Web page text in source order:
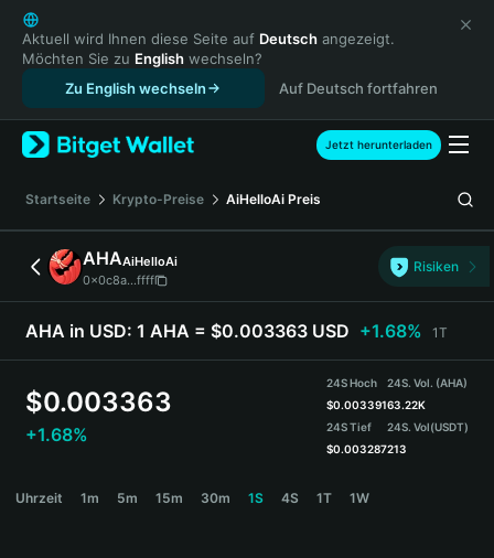
English
日本語
Tiếng Việt
Русский
Español (Latinoamérica)
Türkçe
Français
Deutsch
简体中文
繁體中文
Português (Portugal)
Bahasa Indonesia
ภาษาไทย
Español
Español (Argentina)
Aktuell wird Ihnen diese Seite auf Deutsch angezeigt.
Möchten Sie zu English wechseln?
Zu English wechseln
Auf Deutsch fortfahren
Jetzt herunterladen
Startseite Krypto-Preise AiHelloAi Preis
AHAAiHelloAi
0x0c8a...ffff
Risiken
AHA in USD: 1 AHA = $0.003363 USD +1.68% 1T
$0.003363
+1.68%
24S Hoch
$0.003391
24S Tief
$0.003287
24S. Vol. (AHA)
63.22K
24S. Vol(USDT)
213
Uhrzeit 1m 5m 15m 30m 1S 4S 1T 1W